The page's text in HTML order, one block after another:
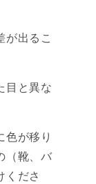
が出るこ
目と異な
色が移り
（靴、バ
くださ